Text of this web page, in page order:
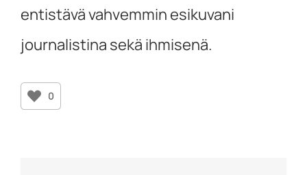
entistävä vahvemmin esikuvani
journalistina sekä ihmisenä.
0